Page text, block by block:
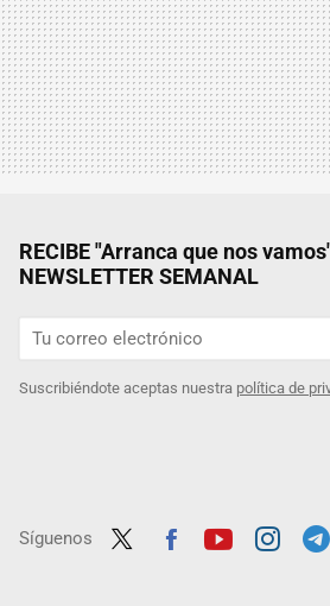
RECIBE "Arranca que nos
NEWSLETTER SEMANAL
Suscribiéndote aceptas nuestra política de
Síguenos